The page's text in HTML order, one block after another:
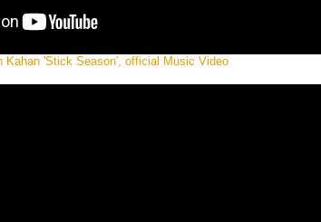
Kahan 'Stick Season', official Music Video